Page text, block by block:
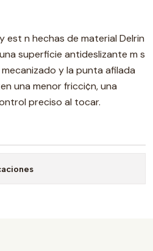
est n hechas de material Delrin
superficie antideslizante m s
y la punta afilada
una menor fricci¢n, una
preciso al tocar.